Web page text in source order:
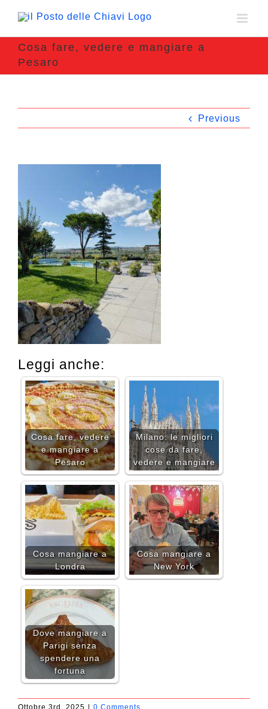
Cosa fare, vedere e mangiare a
Pesaro
Previous
Leggi anche:
Cosa fare, vedere
e mangiare a
Pesaro
Milano: le migliori
cose da fare,
vedere e mangiare
Cosa mangiare a
Londra
Cosa mangiare a
New York
Dove mangiare a
Parigi senza
spendere una
fortuna
Ottobre 3rd, 2025 0 Comments